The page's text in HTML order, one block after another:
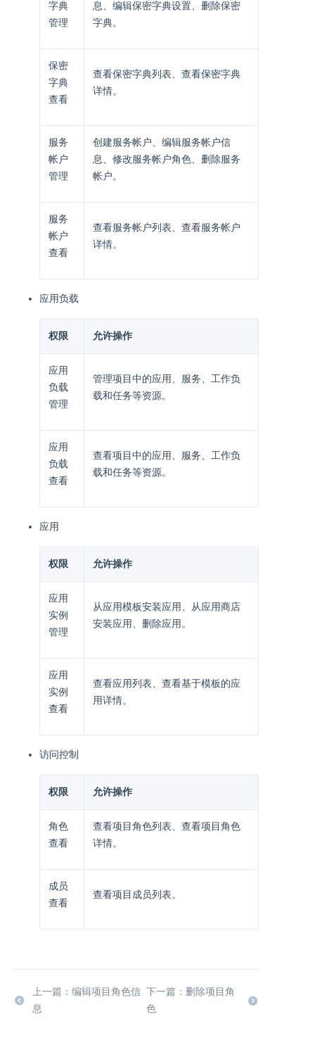
字典
管理
息、编辑保密字典设置、删除保密
字典。
保密
字典
查看
查看保密字典列表、查看保密字典
详情。
服务
帐户
管理
创建服务帐户、编辑服务帐户信
息、修改服务帐户角色、删除服务
帐户。
服务
帐户
查看
查看服务帐户列表、查看服务帐户
详情。
应用负载
权限 允许操作
应用
负载
管理
管理项目中的应用、服务、工作负
载和任务等资源。
应用
负载
查看
查看项目中的应用、服务、工作负
载和任务等资源。
应用
权限 允许操作
应用
实例
管理
从应用模板安装应用、从应用商店
安装应用、删除应用。
应用
实例
查看
查看应用列表、查看基于模板的应
用详情。
访问控制
权限 允许操作
角色
查看
查看项目角色列表、查看项目角色
详情。
成员
查看
查看项目成员列表。
上一篇：编辑项目角色信
息
下一篇：删除项目角
色